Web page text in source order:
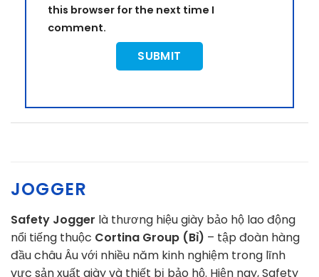
this browser for the next time I
comment.
JOGGER
Safety Jogger là thương hiệu giày bảo hộ lao động
nổi tiếng thuộc Cortina Group (Bỉ) – tập đoàn hàng
đầu châu Âu với nhiều năm kinh nghiệm trong lĩnh
vực sản xuất giày và thiết bị bảo hộ. Hiện nay, Safety